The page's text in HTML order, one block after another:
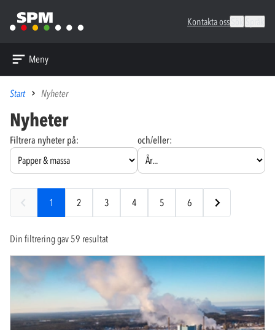
Kontakta oss
Meny
Start Nyheter
Nyheter
Filtrera nyheter på: och/eller:
1 2 3 4 5 6
Din filtrering gav 59 resultat